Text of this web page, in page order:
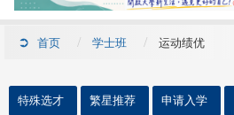
首页 学士班 运动绩优
特殊选才 繁星推荐 申请入学